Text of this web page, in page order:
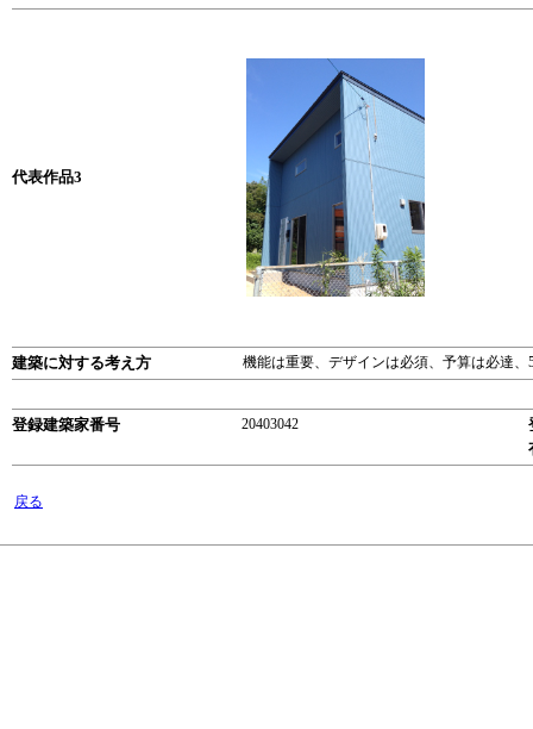
代表作品3
建築に対する考え方 機能は重要、デザインは必須、予算は必達
登録建築家番号 20403042
戻る